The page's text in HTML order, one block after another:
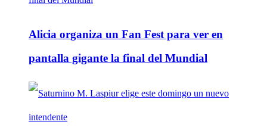
Alicia organiza un Fan Fest para ver en
pantalla gigante la final del Mundial